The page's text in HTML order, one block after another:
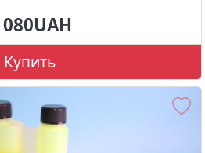
Купить